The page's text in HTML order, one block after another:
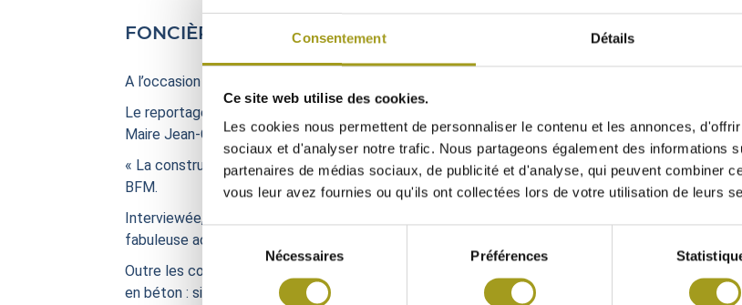
Consentement Détails
Ce site web utilise des cookies.
Les cookies nous permettent de personnaliser le contenu et les annonces,
sociaux et d'analyser notre trafic. Nous partageons également des informations
partenaires de médias sociaux, de publicité et d'analyse, qui peuvent combiner
vous leur avez fournies ou qu'ils ont collectées lors de votre utilisation de leurs
Sélection
consentement
Nécessaires Préférences
FONCIÈRE INEA À L’HONNEUR SUR BFM BUSINESS EN MARGE
A l’occasion du SIMI, Salon immobilier de bureaux, et en pleine COP21, BFM TV donne la parole
Le reportage porte sur le nouvel immeuble de Foncière INEA à Marseille, construit en bois
Maire Jean-Claude Gaudin.
« La construction en bois est en train de s’imposer véritablement comme mode alternatif à la
BFM.
Interviewée, une des salariées du groupe Nexity, le locataire de l’immeuble, dit s’y sentir
fabuleuse acoustique, c’est un environnement idéal pour le travail.
Outre les conditions optimales de confort qu’elle assure, la construction en bois offre
en béton : six mois seulement sont nécessaires pour bâtir ce genre d’immeuble, précise